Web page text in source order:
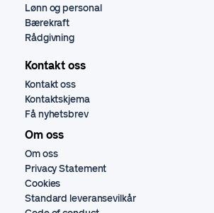
Lønn og personal
Bærekraft
Rådgivning
Kontakt oss
Kontakt oss
Kontaktskjema
Få nyhetsbrev
Om oss
Om oss
Privacy Statement
Cookies
Standard leveransevilkår